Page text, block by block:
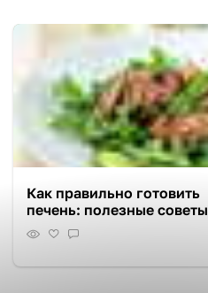
Как правильно готовить
печень: полезные советы